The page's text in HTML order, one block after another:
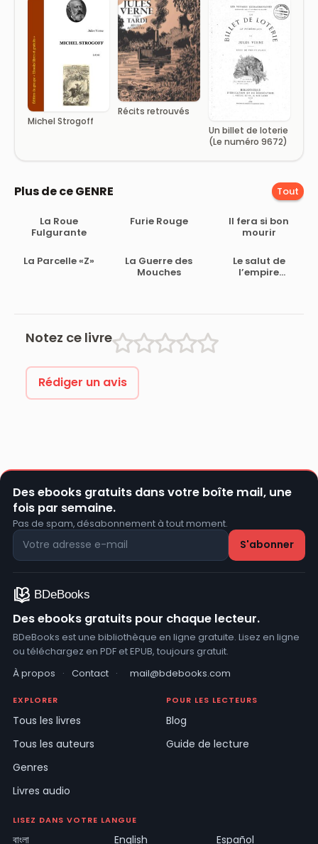
Michel Strogoff
Récits retrouvés
Un billet de loterie
(Le numéro 9672)
Plus de ce GENRE Tout
La Roue
Fulgurante
Furie Rouge
Il fera si bon
mourir
La Parcelle «Z»
La Guerre des
Mouches
Le salut de
l’empire
Notez ce livre
Rédiger un avis
Des ebooks gratuits dans votre boîte mail, une
fois par semaine.
Pas de spam, désabonnement à tout moment.
Des ebooks gratuits pour chaque lecteur.
BDeBooks est une bibliothèque en ligne gratuite. Lisez en ligne
ou téléchargez en PDF et EPUB, toujours gratuit.
À propos
· Contact · mail@bdebooks.com
EXPLORER
Tous les livres
Tous les auteurs
Genres
Livres audio
POUR LES LECTEURS
Blog
Guide de lecture
LISEZ DANS VOTRE LANGUE
বাংলা English Español